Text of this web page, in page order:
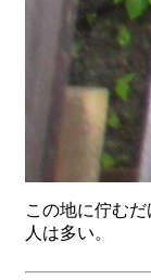
この地に佇む
人は多い。